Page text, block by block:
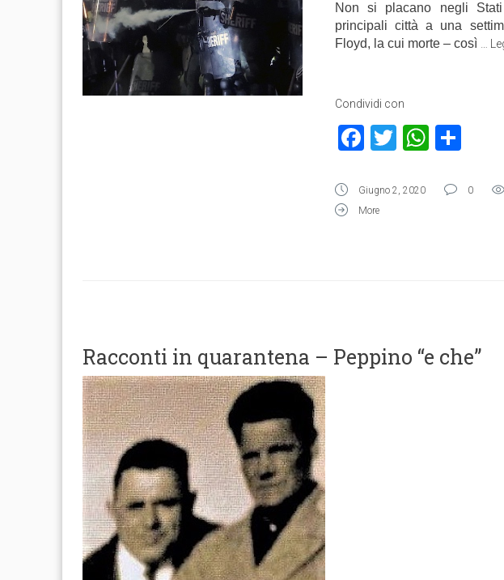
Non si placano negli
principali città a una
Floyd, la cui morte – così
Condividi con
Facebook
Twitter
Giugno 2, 2020 0
More
Racconti in quarantena – Peppino “e che”